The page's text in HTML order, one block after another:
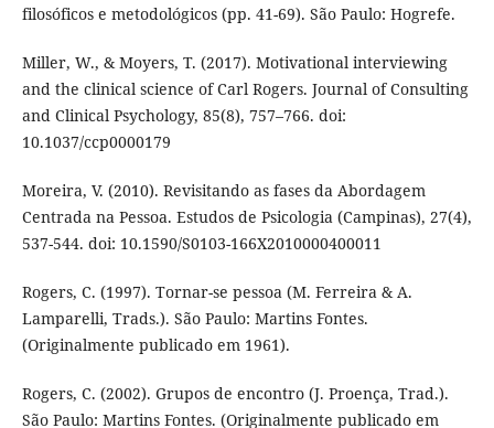
filosóficos e metodológicos (pp. 41-69). São Paulo: Hogrefe.
Miller, W., & Moyers, T. (2017). Motivational interviewing
and the clinical science of Carl Rogers. Journal of Consulting
and Clinical Psychology, 85(8), 757–766. doi:
10.1037/ccp0000179
Moreira, V. (2010). Revisitando as fases da Abordagem
Centrada na Pessoa. Estudos de Psicologia (Campinas), 27(4),
537-544. doi: 10.1590/S0103-166X2010000400011
Rogers, C. (1997). Tornar-se pessoa (M. Ferreira & A.
Lamparelli, Trads.). São Paulo: Martins Fontes.
(Originalmente publicado em 1961).
Rogers, C. (2002). Grupos de encontro (J. Proença, Trad.).
São Paulo: Martins Fontes. (Originalmente publicado em